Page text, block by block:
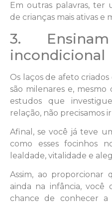
Em outras palavras, ter
de crianças mais ativas e
3.
incondicional
Os laços de afeto
são milenares e,
estudos que
relação, não precisamos
Afinal, se você já teve
como esses focinhos
lealdade, vitalidade e
Assim, ao proporcionar
ainda na infância, você
chance de conhecer a